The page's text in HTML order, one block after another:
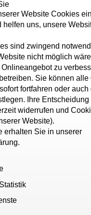
Website Cookies
helfen uns, unsere
sind zwingend
nicht möglich
zu
Sie können alle
fortfahren oder auch
Ihre
widerrufen und
Website).
erhalten Sie in unserer